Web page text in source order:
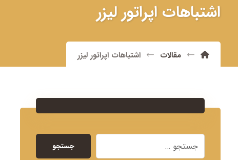
اشتباهات اپراتور لیزر
مقالات اشتباهات اپراتور لیزر
جستجو